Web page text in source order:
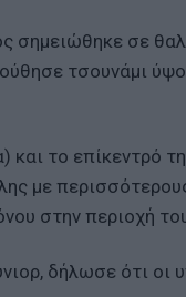
σημειώθηκε σε
τσουνάμι
το επίκεντρό
με
στην περιοχή
δήλωσε ότι